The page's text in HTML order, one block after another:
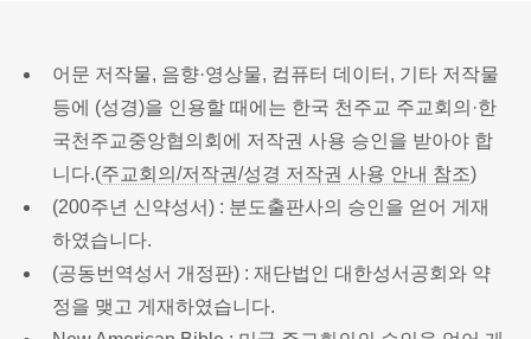
어문 저작물, 음향·영상물, 컴퓨터 데이터, 기타 저작물
등에 (성경)을 인용할 때에는 한국 천주교 주교회의·한
국천주교중앙협의회에 저작권 사용 승인을 받아야 합
니다.(주교회의/저작권/성경 저작권 사용 안내 참조)
(200주년 신약성서) : 분도출판사의 승인을 얻어 게재
하였습니다.
(공동번역성서 개정판) : 재단법인 대한성서공회와 약
정을 맺고 게재하였습니다.